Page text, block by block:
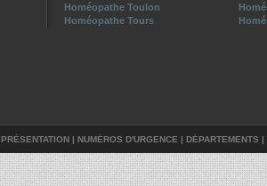
Homéopathe Toulon
Homéopathe Tours
PRÉSENTATION | NUMÉROS D'URGENCE | DÉPARTEMENTS |